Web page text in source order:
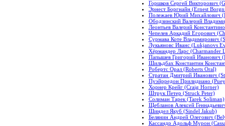
Горшков Сергей Викторович
Эрнест Боргнайн (Ernest
Полежаев Юрий Михайлович
Ободзинский Валерий
Леонтьев Валерий
Чепелев Аркадий Егорович
Сурмава Коте Владимирович
Лукьяновс Иванс (Lukjanovs
Хёрмандер Ларс (Charmander
Папышев Григорий Иванович
Шильдбах Константин
Робертс Орал (Roberts Oral)
Стратан Дмитрий Иванович
Пуэйрредон Прилидиано
Хорнер Крейг (Craig Horner)
Штрук Петер (Struck Peter)
Солиман Тарек (Tarek Soliman)
Щебланов Алексей
Шиндел Якуб (Sindel Jakub)
Белянин Андрей Олегович
Кассандр Адольф Мурон